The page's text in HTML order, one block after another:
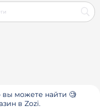
вы можете найти 🧐
в Zozi.